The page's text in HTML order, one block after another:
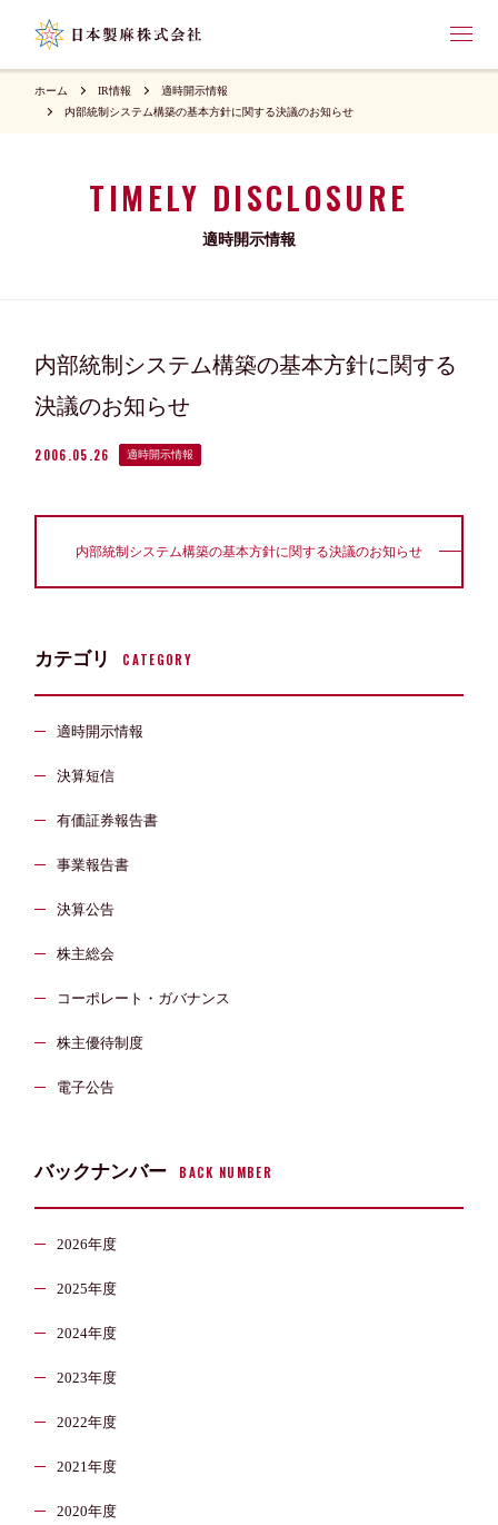
ホーム IR情報
適時開示情報
内部統制システム構築の基本方針に関する決議のお知らせ
TIMELY DISCLOSURE
適時開示情報
内部統制システム構築の基本方針に関する
決議のお知らせ
2006.05.26 適時開示情報
内部統制システム構築の基本方針に関する決議のお知らせ
カテゴリ CATEGORY
適時開示情報
決算短信
有価証券報告書
事業報告書
決算公告
株主総会
コーポレート・ガバナンス
株主優待制度
電子公告
バックナンバー BACK NUMBER
2026年度
2025年度
2024年度
2023年度
2022年度
2021年度
2020年度